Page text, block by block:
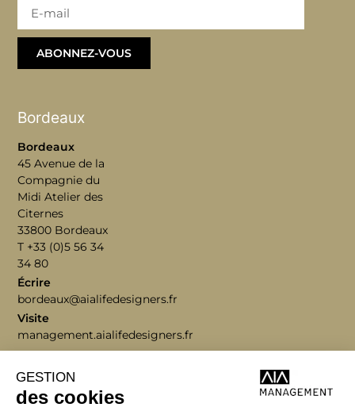
ABONNEZ-VOUS
Bordeaux
Nantes
Bordeaux
45 Avenue de la
Compagnie du
Midi Atelier des
Citernes
33800 Bordeaux
T +33 (0)5 56 34
34 80
Écrire
bordeaux@aialifedesigners.fr
Visite
management.aialifedesigners.fr